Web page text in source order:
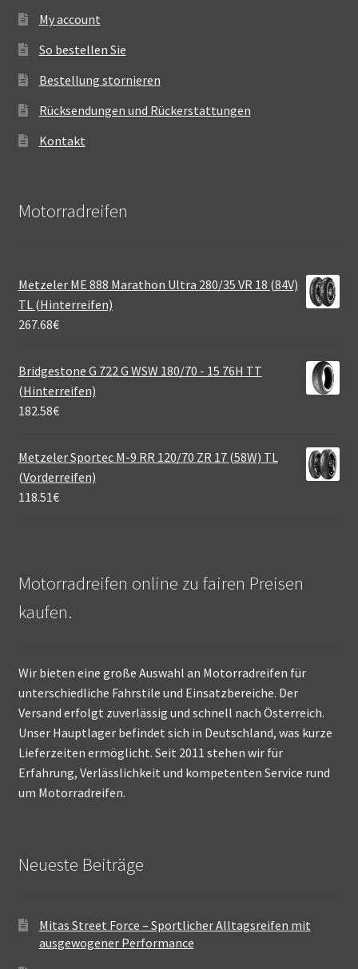
My account
So bestellen Sie
Bestellung stornieren
Rücksendungen und Rückerstattungen
Kontakt
Motorradreifen
Metzeler ME 888 Marathon Ultra 280/35 VR 18 (84V)
TL (Hinterreifen)
267.68€
Bridgestone G 722 G WSW 180/70 - 15 76H TT
(Hinterreifen)
182.58€
Metzeler Sportec M-9 RR 120/70 ZR 17 (58W) TL
(Vorderreifen)
118.51€
Motorradreifen online zu fairen Preisen
kaufen.
Wir bieten eine große Auswahl an Motorradreifen für
unterschiedliche Fahrstile und Einsatzbereiche. Der
Versand erfolgt zuverlässig und schnell nach Österreich.
Unser Hauptlager befindet sich in Deutschland, was kurze
Lieferzeiten ermöglicht. Seit 2011 stehen wir für
Erfahrung, Verlässlichkeit und kompetenten Service rund
um Motorradreifen.
Neueste Beiträge
Mitas Street Force – Sportlicher Alltagsreifen mit
ausgewogener Performance